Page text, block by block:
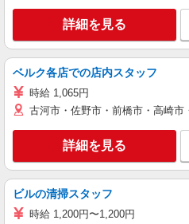
詳細を見る
ベルク各店での店内スタッフ
時給 1,065円
古河市・佐野市・前橋市・高崎
詳細を見る
ビルの清掃スタッフ
時給 1,200円〜1,200円